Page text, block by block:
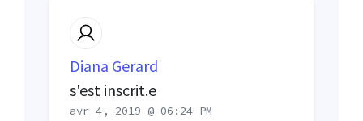
Diana Gerard
s'est inscrit.e
avr 4, 2019 @ 06:24 PM